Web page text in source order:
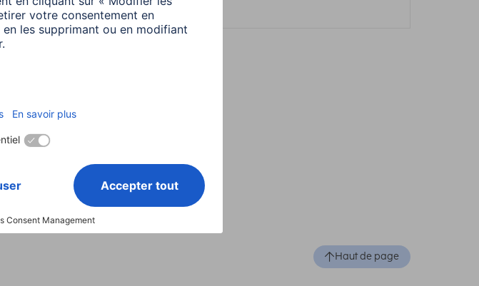
4 minutes de lecture
Haut de page